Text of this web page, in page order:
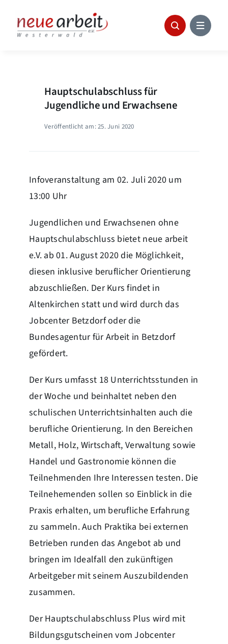
content
Hauptschulabschluss für
Jugendliche und Erwachsene
Veröffentlicht am: 25. Juni 2020
Infoveranstaltung am 02. Juli 2020 um
13:00 Uhr
Jugendlichen und Erwachsenen ohne
Hauptschulabschluss bietet neue arbeit
e.V. ab 01. August 2020 die Möglichkeit,
diesen inklusive beruflicher Orientierung
abzuschließen. Der Kurs findet in
Altenkirchen statt und wird durch das
Jobcenter Betzdorf oder die
Bundesagentur für Arbeit in Betzdorf
gefördert.
Der Kurs umfasst 18 Unterrichtsstunden in
der Woche und beinhaltet neben den
schulischen Unterrichtsinhalten auch die
berufliche Orientierung. In den Bereichen
Metall, Holz, Wirtschaft, Verwaltung sowie
Handel und Gastronomie können die
Teilnehmenden Ihre Interessen testen. Die
Teilnehemenden sollen so Einblick in die
Praxis erhalten, um berufliche Erfahrung
zu sammeln. Auch Praktika bei externen
Betrieben runden das Angebot ab und
bringen im Idealfall den zukünftigen
Arbeitgeber mit seinem Auszubildenden
zusammen.
Der Hauptschulabschluss Plus wird mit
Bildungsgutscheinen vom Jobcenter